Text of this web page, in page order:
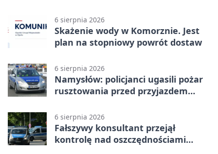
6 sierpnia 2026
Skażenie wody w Komorznie. Jest
plan na stopniowy powrót dostaw
6 sierpnia 2026
Namysłów: policjanci ugasili pożar
rusztowania przed przyjazdem
6 sierpnia 2026
Fałszywy konsultant przejął
kontrolę nad oszczędnościami